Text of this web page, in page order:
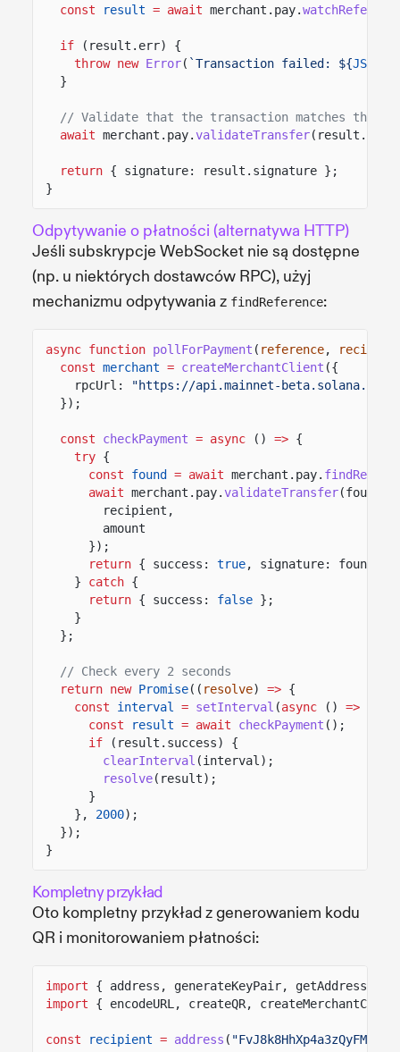
const
result = await merchant.pay.
if
(result.err) {
throw new Error( `Transaction failed: ${JSON
}
// Validate that the transaction matches the
await merchant.pay.validateTransfer
return { signature: result.signature };
}
Odpytywanie o płatności (alternatywa HTTP)
Jeśli subskrypcje WebSocket nie są dostępne
(np. u niektórych dostawców RPC), użyj
mechanizmu odpytywania z findReference:
async function pollForPayment ( reference,
const merchant = createMerchantClient ({
rpcUrl:
"https://api.mainnet-beta.solana.com"
});
const checkPayment = async () => {
try {
const
found = await merchant.pay.
await merchant.pay.validateTransfer
recipient,
amount
});
return { success: true, signature:
}
catch {
return { success: false };
}
};
// Check every 2 seconds
return new Promise(( resolve) => {
const
interval = setInterval (async () =>
const
result = await checkPayment ();
if
(result.success) {
clearInterval (interval);
resolve(result);
}
},
2000);
});
}
Kompletny przykład
Oto kompletny przykład z generowaniem kodu
QR i monitorowaniem płatności:
import
{ address, generateKeyPair,
import
{ encodeURL, createQR,
const recipient = address (